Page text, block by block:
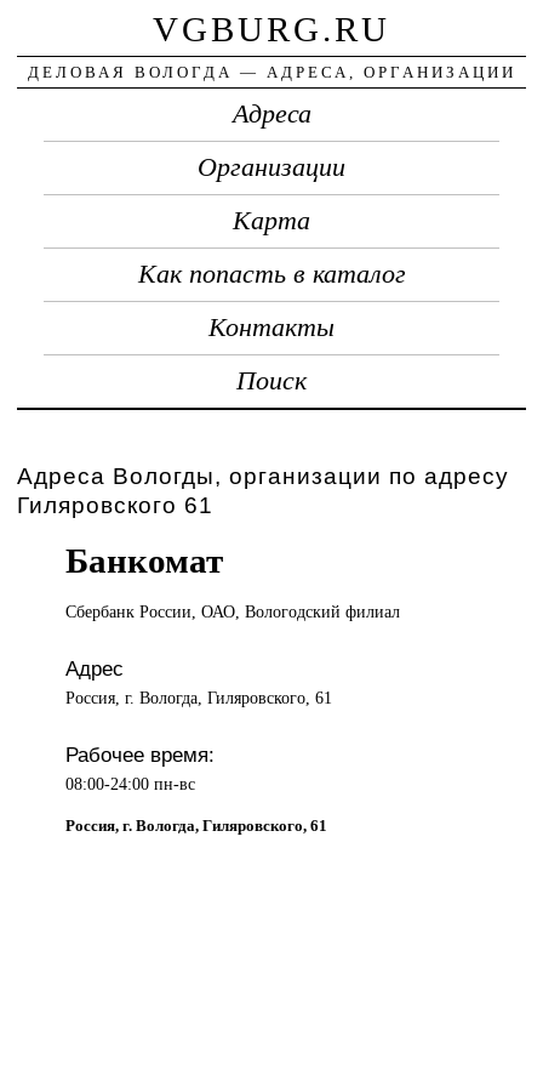
VGBURG.RU
ДЕЛОВАЯ ВОЛОГДА — АДРЕСА, ОРГАНИЗАЦИИ
Адреса
Организации
Карта
Как попасть в каталог
Контакты
Поиск
Адреса Вологды, организации по адресу
Гиляровского 61
Банкомат
Сбербанк России,ОАО, Вологодский филиал
Адрес
Россия, г. Вологда, Гиляровского, 61
Рабочее время:
08:00-24:00 пн-вс
Россия, г. Вологда, Гиляровского, 61